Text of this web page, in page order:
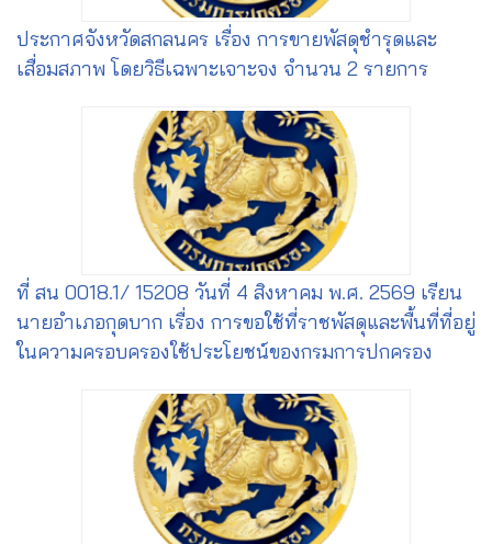
ประกาศจังหวัดสกลนคร เรื่อง การขายพัสดุชำรุดและ
เสื่อมสภาพ โดยวิธีเฉพาะเจาะจง จำนวน 2 รายการ
ที่ สน 0018.1/ 15208 วันที่ 4 สิงหาคม พ.ศ. 2569 เรียน
นายอำเภอกุดบาก เรื่อง การขอใช้ที่ราชพัสดุและพื้นที่ที่อยู่
ในความครอบครองใช้ประโยชน์ของกรมการปกครอง